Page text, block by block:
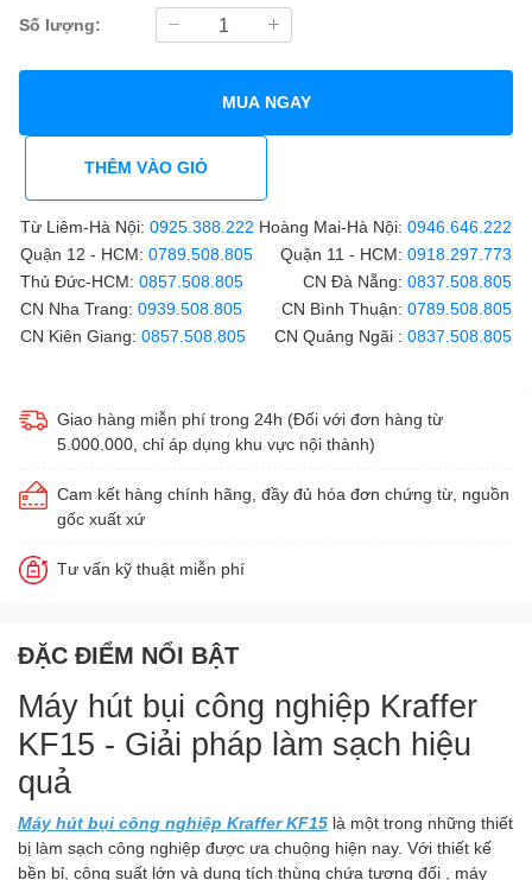
Số lượng:
MUA NGAY
THÊM VÀO GIỎ
Từ Liêm-Hà Nội: 0925.388.222 Hoàng Mai-Hà Nội: 0946.646.222
Quận 12 - HCM: 0789.508.805 Quận 11 - HCM: 0918.297.773
Thủ Đức-HCM: 0857.508.805 CN Đà Nẵng: 0837.508.805
CN Nha Trang: 0939.508.805 CN Bình Thuận: 0789.508.805
CN Kiên Giang: 0857.508.805 CN Quảng Ngãi : 0837.508.805
Giao hàng miễn phí trong 24h (Đối với đơn hàng từ
5.000.000, chỉ áp dụng khu vực nội thành)
Cam kết hàng chính hãng, đầy đủ hóa đơn chứng từ, nguồn
gốc xuất xứ
Tư vấn kỹ thuật miễn phí
ĐẶC ĐIỂM NỔI BẬT
Máy hút bụi công nghiệp Kraffer
KF15 - Giải pháp làm sạch hiệu
quả
Máy hút bụi công nghiệp Kraffer KF15 là một trong những thiết
bị làm sạch công nghiệp được ưa chuộng hiện nay. Với thiết kế
bền bỉ, công suất lớn và dung tích thùng chứa tương đối , máy